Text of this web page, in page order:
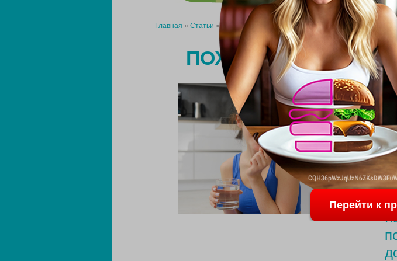
Главная » Статьи »Похудение без вреда пищеварению
ПОХУДЕНИЕ БЕЗ
Перейти к